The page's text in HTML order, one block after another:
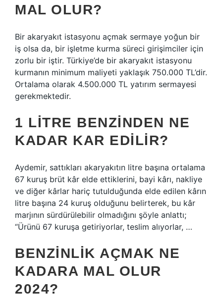
MAL OLUR?
Bir akaryakıt istasyonu açmak sermaye yoğun bir
iş olsa da, bir işletme kurma süreci girişimciler için
zorlu bir iştir. Türkiye’de bir akaryakıt istasyonu
kurmanın minimum maliyeti yaklaşık 750.000 TL’dir.
Ortalama olarak 4.500.000 TL yatırım sermayesi
gerekmektedir.
1 LITRE BENZINDEN NE
KADAR KAR EDILIR?
Aydemir, sattıkları akaryakıtın litre başına ortalama
67 kuruş brüt kâr elde ettiklerini, bayi kârı, nakliye
ve diğer kârlar hariç tutulduğunda elde edilen kârın
litre başına 24 kuruş olduğunu belirterek, bu kâr
marjının sürdürülebilir olmadığını şöyle anlattı;
“Ürünü 67 kuruşa getiriyorlar, teslim alıyorlar, …
BENZINLIK AÇMAK NE
KADARA MAL OLUR
2024?